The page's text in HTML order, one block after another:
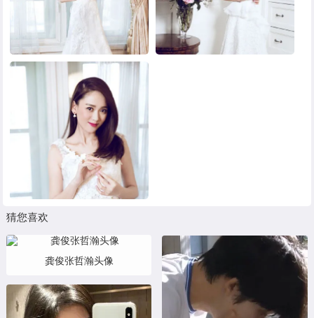
猜您喜欢
龚俊张哲瀚头像